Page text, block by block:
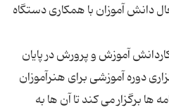
دانش آموزان با همکاری دستگاه
آموزش و پرورش در پایان
دوره آموزشی برای هنرآموزان
برگزار می کند تا آن ها به